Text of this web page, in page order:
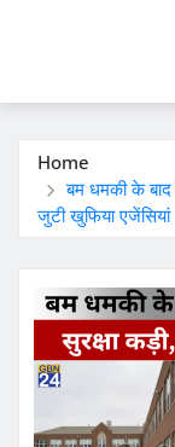
Home
बम धमकी के बाद
जुटी खुफिया एजेंसियां